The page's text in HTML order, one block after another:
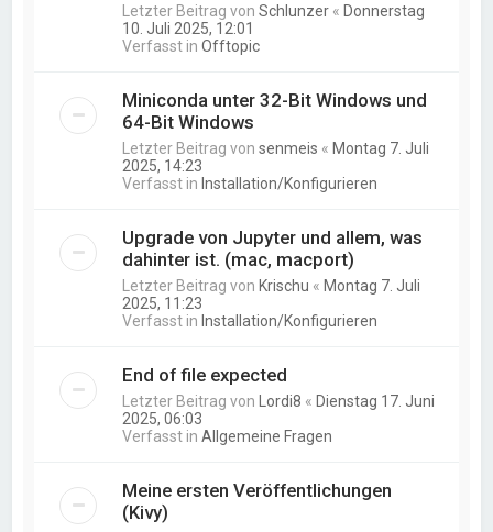
Letzter Beitrag vonSchlunzer « Donnerstag
10. Juli 2025, 12:01
Verfasst inOfftopic
Miniconda unter 32-Bit Windows und
64-Bit Windows
Letzter Beitrag vonsenmeis « Montag 7. Juli
2025, 14:23
Verfasst in Installation/Konfigurieren
Upgrade von Jupyter und allem, was
dahinter ist. (mac, macport)
Letzter Beitrag von Krischu « Montag 7. Juli
2025, 11:23
Verfasst in Installation/Konfigurieren
End of file expected
Letzter Beitrag von Lordi8 « Dienstag 17. Juni
2025, 06:03
Verfasst inAllgemeine Fragen
Meine ersten Veröffentlichungen
(Kivy)